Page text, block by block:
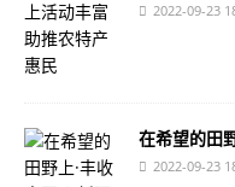
2022-09-23
在希望的田
2022-09-23